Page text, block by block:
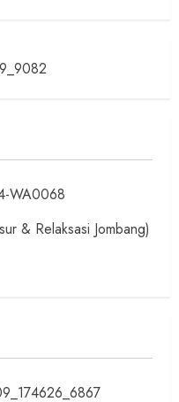
& Relaksasi Jombang)